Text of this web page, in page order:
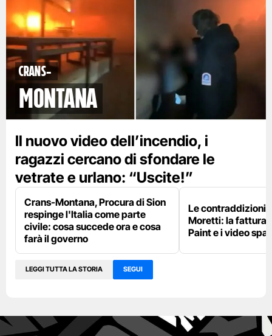
Crans-
Montana
Il nuovo video dell’incendio, i
ragazzi cercano di sfondare le
vetrate e urlano: “Uscite!”
Crans-Montana, Procura di Sion
respinge l'Italia come parte
civile: cosa succede ora e cosa
farà il governo
Le contraddizioni
Moretti: la fattura
Paint e i video
LEGGI TUTTA LA STORIA SEGUI